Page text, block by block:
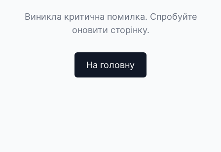
Виникла критична помилка. Спробуйте
оновити сторінку.
На головну